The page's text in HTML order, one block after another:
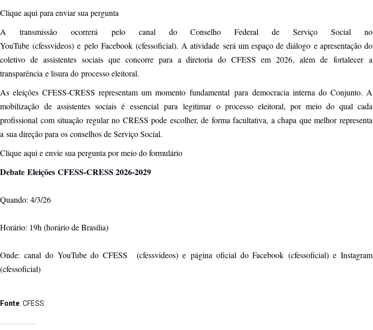
Clique aqui para enviar sua pergunta
A transmissão ocorrerá pelo canal do Conselho Federal de Serviço Social no
YouTube (cfessvideos) e pelo Facebook (cfessoficial). A atividade será um espaço de diálogo e apresentação do
coletivo de assistentes sociais que concorre para a diretoria do CFESS em 2026, além de fortalecer a
transparência e lisura do processo eleitoral.
As eleições CFESS-CRESS representam um momento fundamental para democracia interna do Conjunto. A
mobilização de assistentes sociais é essencial para legitimar o processo eleitoral, por meio do qual cada
profissional com situação regular no CRESS pode escolher, de forma facultativa, a chapa que melhor representa
a sua direção para os conselhos de Serviço Social.
Clique aqui e envie sua pergunta por meio do formulário
Debate Eleições CFESS-CRESS 2026-2029
Quando: 4/3/26
Horário: 19h (horário de Brasília)
Onde: canal do YouTube do CFESS (cfessvideos) e página oficial do Facebook (cfessoficial) e Instagram
(cfessoficial)
Fonte: CFESS